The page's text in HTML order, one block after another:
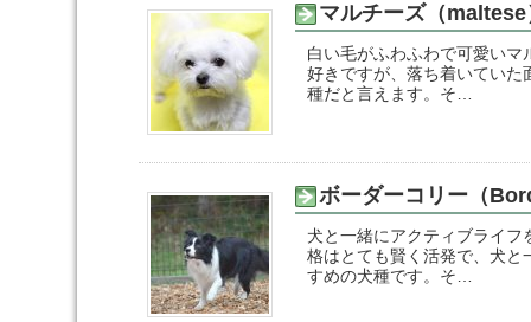
マルチーズ（maltese
白い毛がふわふわで可愛い
好きですが、落ち着いていた
種だと言えます。そ…
ボーダーコリー（
犬と一緒にアクティブライフ
格はとても賢く活発で、犬と
すめの犬種です。そ…